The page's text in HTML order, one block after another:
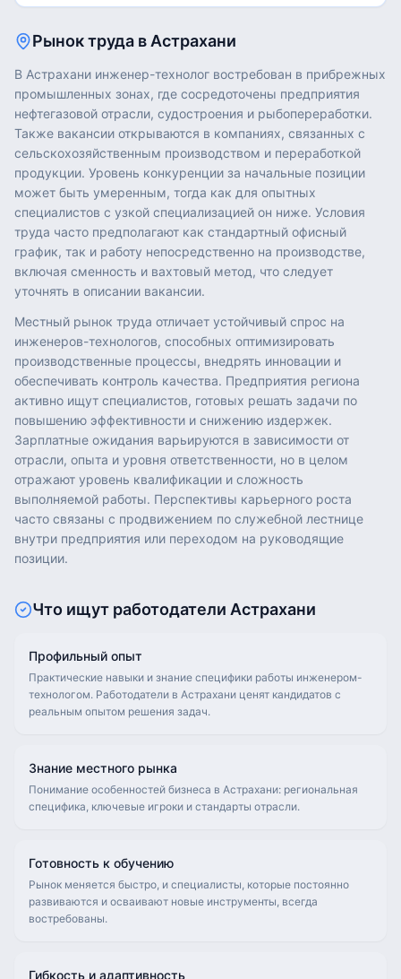
Рынок труда в Астрахани
В Астрахани инженер-технолог востребован в прибрежных
промышленных зонах, где сосредоточены предприятия
нефтегазовой отрасли, судостроения и рыбопереработки.
Также вакансии открываются в компаниях, связанных с
сельскохозяйственным производством и переработкой
продукции. Уровень конкуренции за начальные позиции
может быть умеренным, тогда как для опытных
специалистов с узкой специализацией он ниже. Условия
труда часто предполагают как стандартный офисный
график, так и работу непосредственно на производстве,
включая сменность и вахтовый метод, что следует
уточнять в описании вакансии.
Местный рынок труда отличает устойчивый спрос на
инженеров-технологов, способных оптимизировать
производственные процессы, внедрять инновации и
обеспечивать контроль качества. Предприятия региона
активно ищут специалистов, готовых решать задачи по
повышению эффективности и снижению издержек.
Зарплатные ожидания варьируются в зависимости от
отрасли, опыта и уровня ответственности, но в целом
отражают уровень квалификации и сложность
выполняемой работы. Перспективы карьерного роста
часто связаны с продвижением по служебной лестнице
внутри предприятия или переходом на руководящие
позиции.
Что ищут работодатели Астрахани
Профильный опыт
Практические навыки и знание специфики работы инженером-
технологом. Работодатели в Астрахани ценят кандидатов с
реальным опытом решения задач.
Знание местного рынка
Понимание особенностей бизнеса в Астрахани: региональная
специфика, ключевые игроки и стандарты отрасли.
Готовность к обучению
Рынок меняется быстро, и специалисты, которые постоянно
развиваются и осваивают новые инструменты, всегда
востребованы.
Гибкость и адаптивность